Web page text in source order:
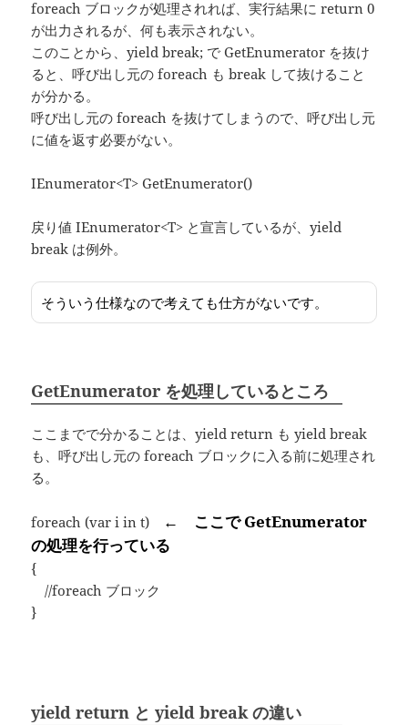
foreach ブロックが処理されれば、実行結果に return 0
が出力されるが、何も表示されない。
このことから、yield break; で GetEnumerator を抜け
ると、呼び出し元の foreach も break して抜けること
が分かる。
呼び出し元の foreach を抜けてしまうので、呼び出し元
に値を返す必要がない。
IEnumerator<T> GetEnumerator()
戻り値 IEnumerator<T> と宣言しているが、yield
break は例外。
そういう仕様なので考えても仕方がないです。
GetEnumerator を処理しているところ
ここまでで分かることは、yield return も yield break
も、呼び出し元の foreach ブロックに入る前に処理され
る。
foreach (var i in t)
← ここで GetEnumerator
の処理を行っている
{
//foreach ブロック
}
yield return と yield break の違い